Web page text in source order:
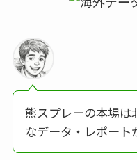
熊スプレーの本場は
なデータ・レポート